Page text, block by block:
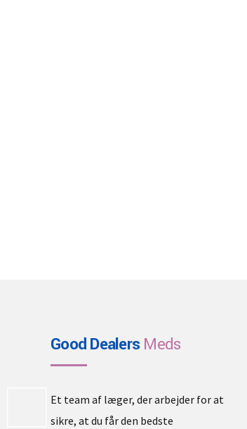
Good DealersMeds
Et team af læger, der arbejder for at
sikre, at du får den bedste